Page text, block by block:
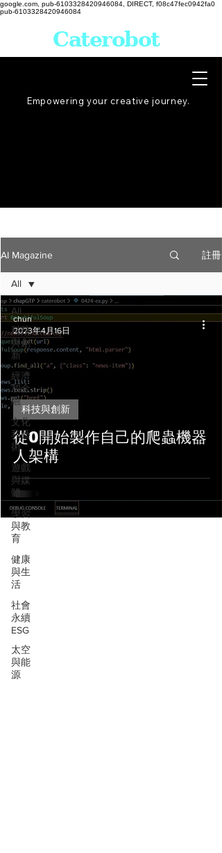
google.com, pub-6103328420946084, DIRECT, f08c47fec0942fa0
pub-6103328420946084
Empowering your creative journey.
Caterobot
AI Magazine 註冊
All
科技
與創
新
經濟
和金
融
文化
和藝
術
遊戲
與媒
體
學習
與教
育
健康
與生
活
社會
永續
ESG
太空
與能
源
All
從0開始製作自己的爬蟲機器
人架構
科技與創新
chun
2023年4月16日